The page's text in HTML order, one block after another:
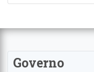
Governo